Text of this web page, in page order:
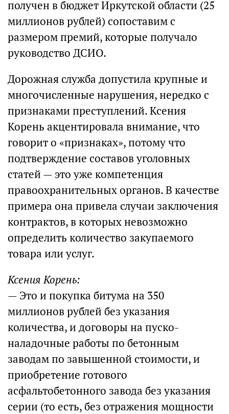
получен в бюджет Иркутской области (25
миллионов рублей) сопоставим с
размером премий, которые получало
руководство ДСИО.
Дорожная служба допустила крупные и
многочисленные нарушения, нередко с
признаками преступлений. Ксения
Корень акцентировала внимание, что
говорит о «признаках», потому что
подтверждение составов уголовных
статей — это уже компетенция
правоохранительных органов. В качестве
примера она привела случаи заключения
контрактов, в которых невозможно
определить количество закупаемого
товара или услуг.
Ксения Корень:
— Это и покупка битума на 350
миллионов рублей без указания
количества, и договоры на пуско-
наладочные работы по бетонным
заводам по завышенной стоимости, и
приобретение готового
асфальтобетонного завода без указания
серии (то есть, без отражения мощности